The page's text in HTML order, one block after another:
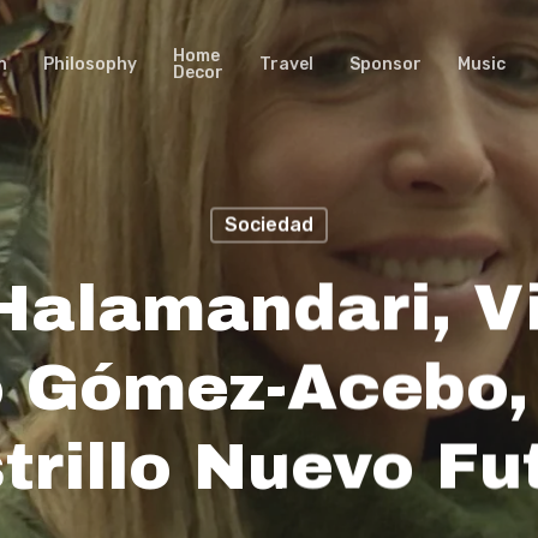
Philosophy
Home
Decor
Travel Sponsor Music
Sociedad
Gómez-
Nuevo